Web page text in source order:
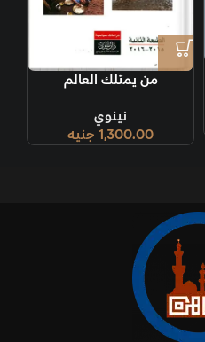
من يمتلك العالم
نينوي
1,300.00 جنيه